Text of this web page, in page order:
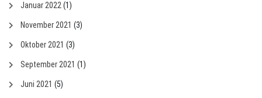
Januar 2022 (1)
November 2021 (3)
Oktober 2021 (3)
September 2021 (1)
Juni 2021 (5)